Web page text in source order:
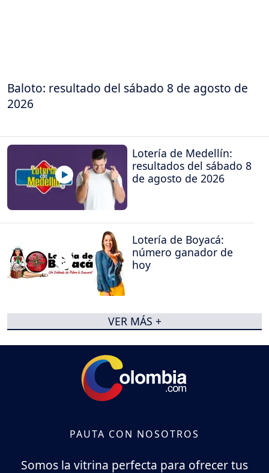
Baloto: resultado del sábado 8 de agosto de
2026
Lotería de Medellín:
resultados del sábado 8
de agosto de 2026
Lotería de Boyacá:
número ganador de
hoy
VER MÁS +
PAUTA CON NOSOTROS
Somos la vitrina perfecta para ofrecer tus